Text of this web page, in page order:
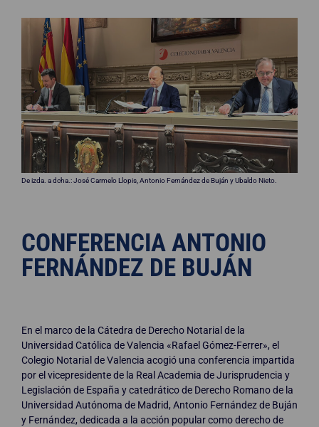
De izda. a dcha.: José Carmelo Llopis, Antonio Fernández de Buján y Ubaldo Nieto.
CONFERENCIA ANTONIO
FERNÁNDEZ DE BUJÁN
En el marco de la Cátedra de Derecho Notarial de la
Universidad Católica de Valencia «Rafael Gómez-Ferrer», el
Colegio Notarial de Valencia acogió una conferencia impartida
por el vicepresidente de la Real Academia de Jurisprudencia y
Legislación de España y catedrático de Derecho Romano de la
Universidad Autónoma de Madrid, Antonio Fernández de Buján
y Fernández, dedicada a la acción popular como derecho de